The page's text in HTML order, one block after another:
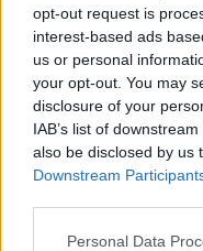
opt-out request is
interest-based ads
us or personal
your opt-out. You may
disclosure of your
IAB’s list of
also be disclosed by us
Downstream
Personal Data
T.
Pedig